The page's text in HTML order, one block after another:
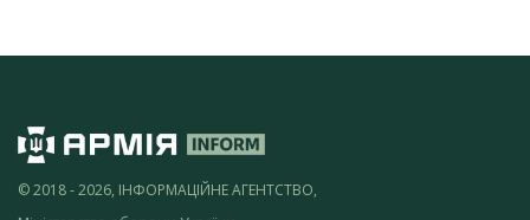
© 2018 - 2026, ІНФОРМАЦІЙНЕ АГЕНТСТВО,